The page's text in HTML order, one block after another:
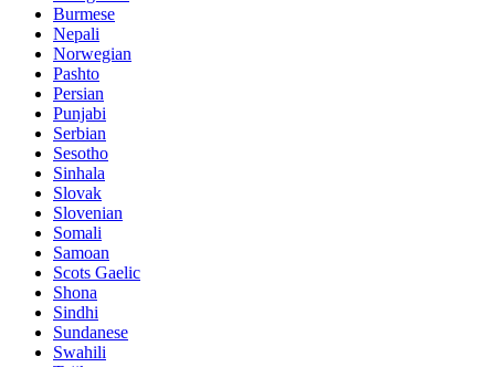
Burmese
Nepali
Norwegian
Pashto
Persian
Punjabi
Serbian
Sesotho
Sinhala
Slovak
Slovenian
Somali
Samoan
Scots Gaelic
Shona
Sindhi
Sundanese
Swahili